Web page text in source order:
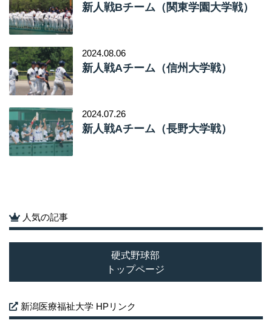
新人戦Bチーム（関東学園大学戦）
2024.08.06
新人戦Aチーム（信州大学戦）
2024.07.26
新人戦Aチーム（長野大学戦）
人気の記事
硬式野球部
トップページ
新潟医療福祉大学 HPリンク